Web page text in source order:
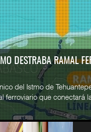
NAYARIT RENUEVA
que conecta Jalisco y
público con la
crecen en Caribe
bajan ferr ...
2026
READ MORE
SSA
Esperanz
06 JUL
READ MORE
CICE
...
02 JUL